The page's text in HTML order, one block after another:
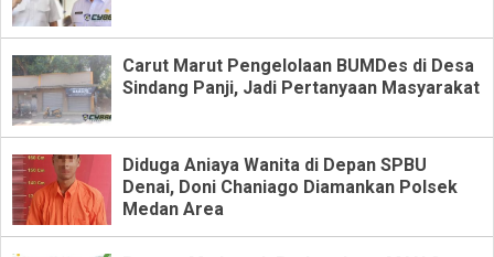
Carut Marut Pengelolaan BUMDes di Desa
Sindang Panji, Jadi Pertanyaan Masyarakat
Diduga Aniaya Wanita di Depan SPBU
Denai, Doni Chaniago Diamankan Polsek
Medan Area